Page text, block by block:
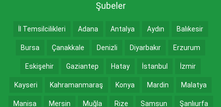
Şubeler
İl Temsilcilikleri Adana Antalya Aydın Balıkesir
Bursa Çanakkale Denizli Diyarbakır Erzurum
Eskişehir Gaziantep Hatay İstanbul İzmir
Kayseri Kahramanmaraş Konya Mardin Malatya
Manisa Mersin Muğla Rize Samsun Şanlıurfa